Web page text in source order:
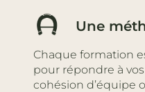
Une
Chaque formation
pour répondre à
cohésion d’équipe